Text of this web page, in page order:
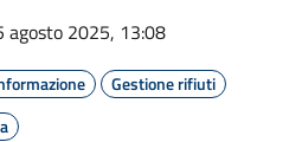
agosto 2025, 13:08
Gestione rifiuti